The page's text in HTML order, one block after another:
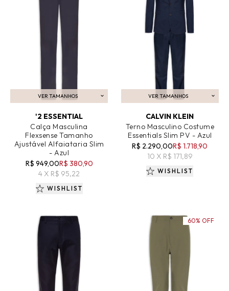
VER TAMANHOS
ADICIONAR AO CARRINHO
'2 ESSENTIAL
Calça Masculina
Flexsense Tamanho
Ajustável Alfaiataria Slim
- Azul
R$ 949,00R$ 380,90
4 X R$ 95,22
WISHLIST
VER TAMANHOS
ADICIONAR AO CARRINHO
CALVIN KLEIN
Terno Masculino Costume
Essentials Slim PV - Azul
R$ 2.290,00R$ 1.718,90
10 X R$ 171,89
WISHLIST
60% OFF